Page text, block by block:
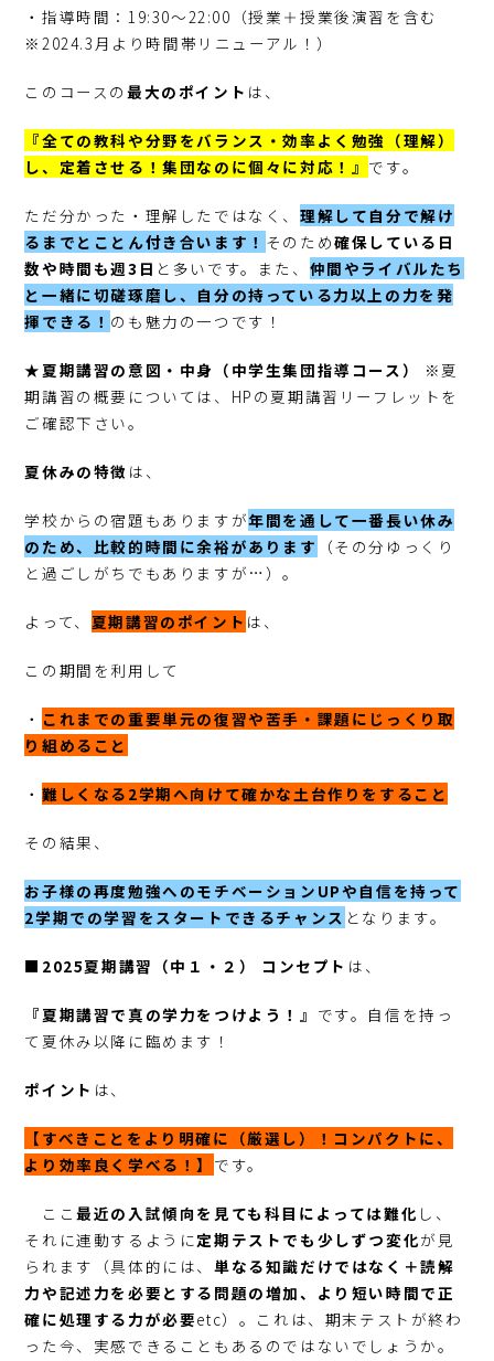
・指導時間：19:30～22:00（授業＋授業後演習を含む
※2024.3月より時間帯リニューアル！）
このコースの最大のポイント は、
『全ての教科や分野をバランス・効率よく勉強（理解）
し、定着させる！集団なのに個々に対応！』 です。
ただ分かった・理解したではなく、理解して自分で解け
るまでとことん付き合います！ そのため確保している日
数や時間も週3日 と多いです。また、 仲間やライバルたち
と一緒に切磋琢磨し、自分の持っている力以上の力を発
揮できる！ のも魅力の一つです！
★夏期講習の意図・中身（中学生集団指導コース）
※夏
期講習の概要については、HPの夏期講習リーフレットを
ご確認下さい。
夏休みの特徴 は、
学校からの宿題もありますが年間を通して一番長い休み
のため、比較的時間に余裕があります
（その分ゆっくり
と過ごしがちでもありますが…）。
よって、 夏期講習のポイント は、
この期間を利用して
・ これまでの重要単元の復習や苦手・課題にじっくり取
り組めること
・難しくなる2学期へ向けて確かな土台作りをすること
その結果、
お子様の再度勉強へのモチベーションUPや自信を持って
2学期での学習をスタートできるチャンス となります。
■ 2025夏期講習（中１・２） コンセプト は、
『夏期講習で真の学力をつけよう！』 です。自信を持っ
て夏休み以降に臨めます！
ポイント は、
【すべきことをより明確に（厳選し）！コンパクトに、
より効率良く学べる！】 です。
ここ最近の入試傾向を見ても科目によっては難化 し、
それに連動するように定期テストでも少しずつ変化が見
られます（具体的には、単なる知識だけではなく＋読解
力や記述力を必要とする問題の増加、より短い時間で正
確に処理する力が必要etc）。これは、期末テストが終わ
った今、実感できることもあるのではないでしょうか。